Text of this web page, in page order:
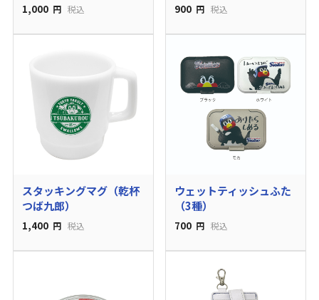
1,000 円 税込 900 円 税込
スタッキングマグ（乾杯
つば九郎）
1,400 円 税込
ウェットティッシュふた
（3種）
700 円 税込